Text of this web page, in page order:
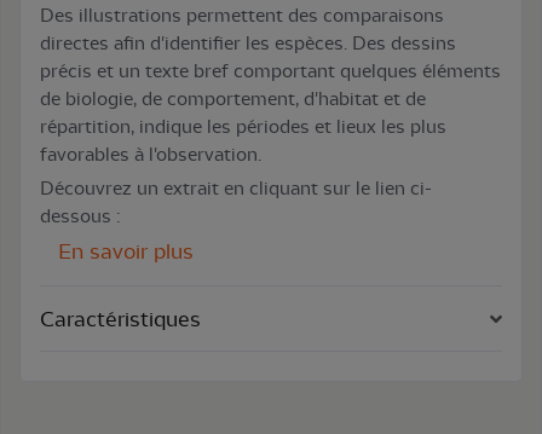
Des illustrations permettent des comparaisons
directes afin d'identifier les espèces. Des dessins
précis et un texte bref comportant quelques éléments
de biologie, de comportement, d'habitat et de
répartition, indique les périodes et lieux les plus
favorables à l'observation.
Découvrez un extrait en cliquant sur le lien ci-
dessous :
En savoir plus
Caractéristiques